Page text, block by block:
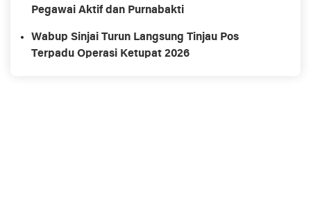
Pegawai Aktif dan Purnabakti
Wabup Sinjai Turun Langsung Tinjau Pos
Terpadu Operasi Ketupat 2026